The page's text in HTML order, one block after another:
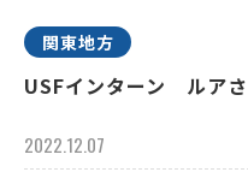
関東地方
USFインターン ルア
2022.12.07